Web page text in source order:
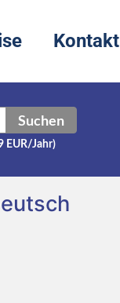
Kontakt
Suchen
EUR/Jahr)